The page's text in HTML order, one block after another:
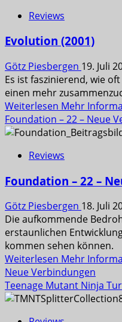
Reviews
Evolution (2001)
Götz Piesbergen 19. Juli
Es ist faszinierend, wie
einen mehr
Weiterlesen Mehr
Foundation – 22 – Neue
Reviews
Foundation – 22 –
Götz Piesbergen 18. Juli
Die aufkommende
erstaunlichen
kommen sehen können.
Weiterlesen Mehr
Neue Verbindungen
Teenage Mutant Ninja